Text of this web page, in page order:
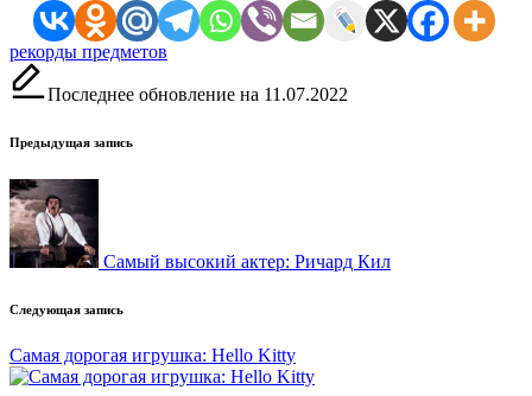
Метки:
рекорды предметов
Последнее обновление на 11.07.2022
Навигация
записи
Предыдущая запись
Самый высокий актер: Ричард Кил
Следующая запись
Самая дорогая игрушка: Hello Kitty